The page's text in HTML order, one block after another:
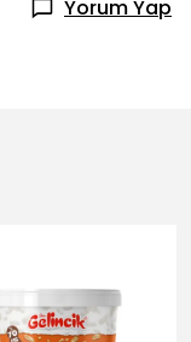
Yorum Yap